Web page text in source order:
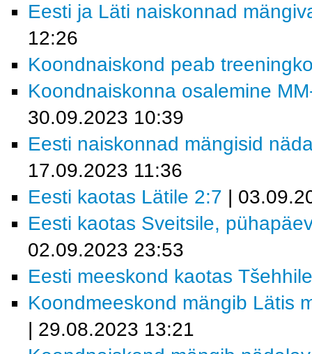
Eesti ja Läti naiskonnad
12:26
Koondnaiskond peab
Koondnaiskonna osalemine
30.09.2023 10:39
Eesti naiskonnad mängisid
17.09.2023 11:36
Eesti kaotas Lätile 2:7 |
Eesti kaotas Sveitsile,
02.09.2023 23:53
Eesti meeskond kaotas
Koondmeeskond mängib Lätis
| 29.08.2023 13:21